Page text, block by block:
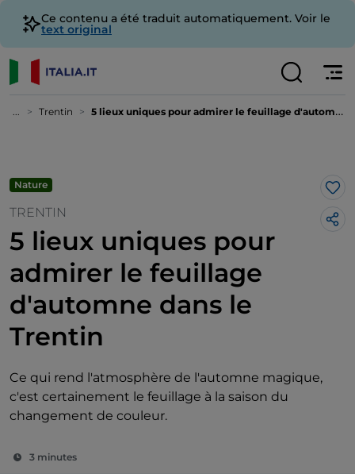
Ce contenu a été traduit automatiquement. Voir le
text original
... Trentin 5 lieux uniques pour admirer le feuillage d'automne dans le Trentin
Nature
TRENTIN
5 lieux uniques pour
admirer le feuillage
d'automne dans le
Trentin
Ce qui rend l'atmosphère de l'automne magique,
c'est certainement le feuillage à la saison du
changement de couleur.
3 minutes